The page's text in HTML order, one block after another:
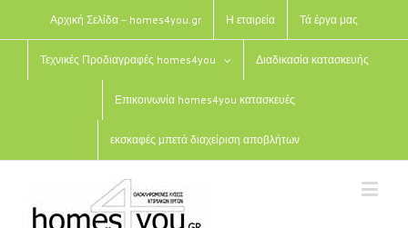
Αρχική Σελίδα – homes4you.gr Η εταιρεία Τά έργα μας
Τεχνικές Προδιαγραφές homes4you Διαδικασία κατασκευής
Επικοινωνία homes4you κατασκευές
εκσκαφές μπετά διαχείριση αποβλήτων